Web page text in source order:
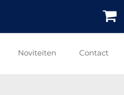
Noviteiten Contact